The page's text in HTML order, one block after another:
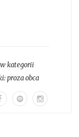
w kategorii
proza obca